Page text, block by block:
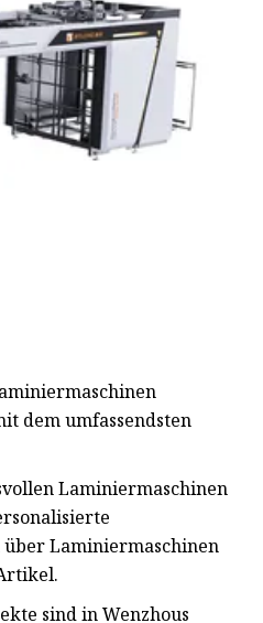
dem umfassendsten
Laminiermaschinen
Laminiermaschinen
sind in Wenzhous